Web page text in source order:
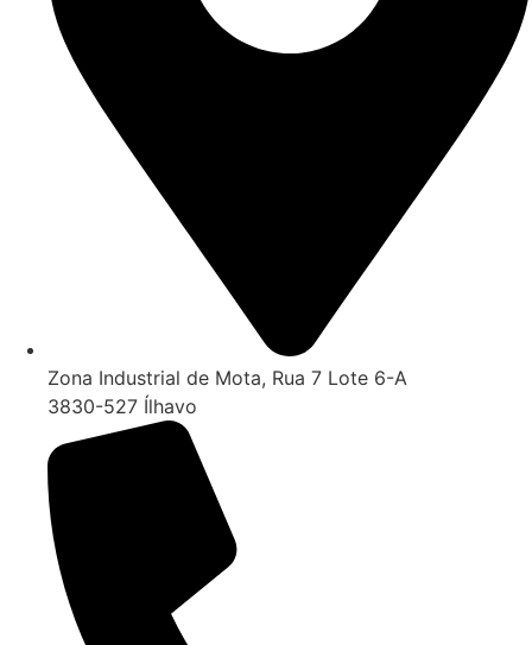
Zona Industrial de Mota, Rua 7 Lote 6-A
3830-527 Ílhavo